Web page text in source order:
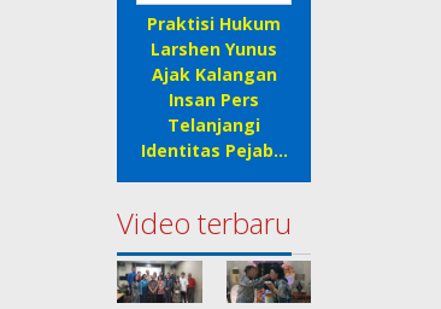
Praktisi Hukum
Larshen Yunus
Ajak Kalangan
Insan Pers
Telanjangi
Identitas Pejab…
Video terbaru